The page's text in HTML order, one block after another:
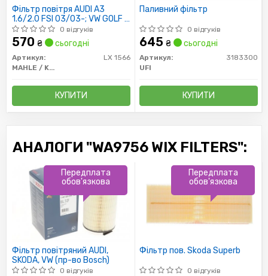
Фільтр повітря AUDI A3
1.6/2.0 FSI 03/03-; VW GOLF V
1.6/2.0 FSI 03/03-
0 відгуків
570 ₴ сьогодні
Артикул:
LX 1566
MAHLE / KNECHT
КУПИТИ
Паливний фільтр
0 відгуків
645 ₴ сьогодні
Артикул:
3183300
UFI
КУПИТИ
АНАЛОГИ "WA9756 WIX FILTERS":
Фільтр повітряний AUDI,
SKODA, VW (пр-во Bosch)
0 відгуків
Передплата
обов'язкова
Фільтр пов. Skoda Superb
0 відгуків
Передплата
обов'язкова